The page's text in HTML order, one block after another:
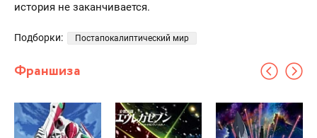
история не заканчивается.
Подборки: Постапокалиптический мир
Франшиза